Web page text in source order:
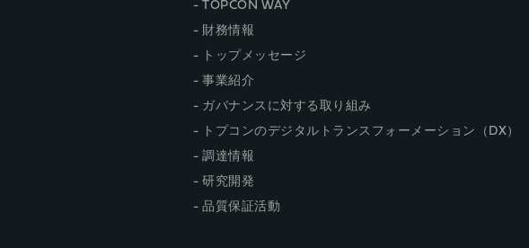
TOPCON WAY
財務情報
トップメッセージ
事業紹介
ガバナンスに対する取り組み
トプコンのデジタルトランスフォーメーション（DX）
調達情報
研究開発
品質保証活動